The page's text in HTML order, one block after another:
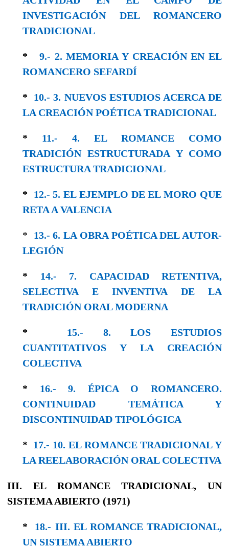
INVESTIGACIÓN DEL ROMANCERO
TRADICIONAL
* 9.- 2. MEMORIA Y CREACIÓN EN EL
ROMANCERO SEFARDÍ
* 10.- 3. NUEVOS ESTUDIOS ACERCA DE
LA CREACIÓN POÉTICA TRADICIONAL
* 11.- 4. EL ROMANCE COMO
TRADICIÓN ESTRUCTURADA Y CΟΜO
ESTRUCTURA TRADICIONAL
* 12.- 5. EL EJEMPLO DE EL MORO QUE
RETA A VALENCIA
* 13.- 6. LA OBRA POÉTICA DEL AUTOR-
LEGΙÓΝ
* 14.- 7. CAPACIDAD RETENTIVA,
SELECTIVA E INVENTIVA DE LA
TRADICIÓN ORAL MODERNA
* 15.- 8. LOS ESTUDIOS
CUANTITATIVOS Y LA CREACIÓN
COLECTIVA
* 16.- 9. ÉPICA O ROMANCERO.
CONTINUIDAD TEMÁTICA Y
DISCONTINUIDAD TIPOLÓGICA
* 17.- 10. EL ROMANCE TRADICIONAL Y
LA REELABORACIÓN ORAL COLECTIVA
III. EL ROMANCE TRADICIONAL, UN
SISTEMA ABIERTO (1971)
* 18.- III. EL ROMANCE TRADICIONAL,
UN SISTEMA ABIERTO